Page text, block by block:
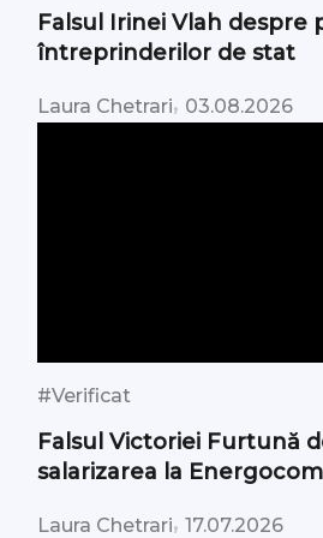
Falsul Irinei Vlah despre
întreprinderilor de stat
Laura Chetrari, 03.08.2026
#Verificat
Falsul Victoriei Furtună
salarizarea la Energocom
Laura Chetrari,17.07.2026